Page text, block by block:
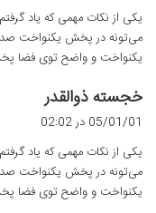
:
یکی از نکات مهمی که یاد
می‌تونه در پخش یکنواخت صدا
یکنواخت و واضح توی فضا
خجسته ذوالقدر
ف
05/01/01 در 02:02
یکی از نکات مهمی که یاد
می‌تونه در پخش یکنواخت صدا
یکنواخت و واضح توی فضا